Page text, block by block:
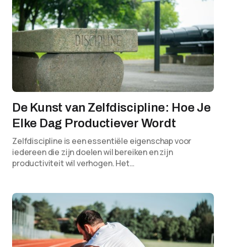
De Kunst van Zelfdiscipline: Hoe Je
Elke Dag Productiever Wordt
Zelfdiscipline is een essentiële eigenschap voor
iedereen die zijn doelen wil bereiken en zijn
productiviteit wil verhogen. Het…